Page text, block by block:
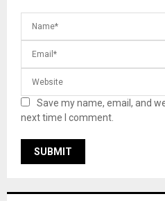
Save my name, email, and
next time I comment.